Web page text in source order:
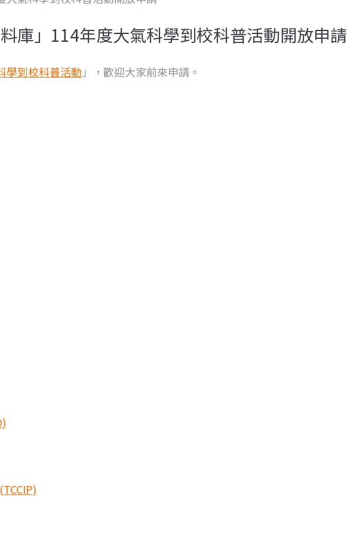
庫」114年度大氣科學到校科普活動開放申請
學到校科普活動 」，歡迎大家前來申請。